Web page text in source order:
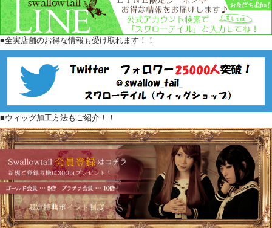
■全実店舗のお得な情報も受け取れます！！
■ウィッグ加工方法もご紹介！！